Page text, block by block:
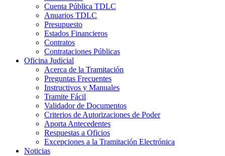
Cuenta Pública TDLC
Anuarios TDLC
Presupuesto
Estados Financieros
Contratos
Contrataciones Públicas
Oficina Judicial
Acerca de la Tramitación
Preguntas Frecuentes
Instructivos y Manuales
Tramite Fácil
Validador de Documentos
Criterios de Autorizaciones de Poder
Aporta Antecedentes
Respuestas a Oficios
Excepciones a la Tramitación Electrónica
Noticias